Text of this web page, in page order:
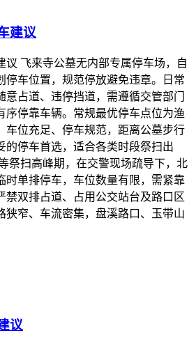
建议
议 飞来寺公墓无内部专属停车场，自
停车位置，规范停放避免违章。日常
意占道、违停挡道，需遵循交管部门
序停靠车辆。常规最优停车点位为渔
车位充足、停车规范，距离公墓步行
的停车首选，适合各类时段祭扫出
祭扫高峰期，在交警现场疏导下，北
时单排停车，车位数量有限，需紧靠
禁双排占道、占用公交站台及路口区
狭窄、车流密集，盘溪路口、玉带山
议